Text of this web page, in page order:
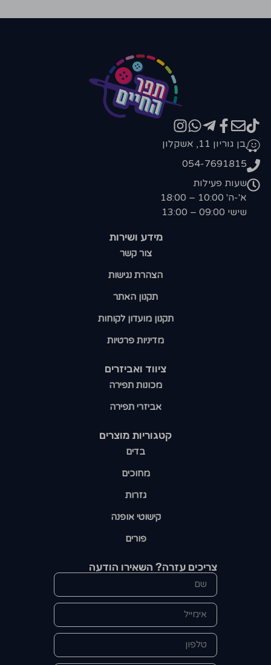
קטגוריות מוצרים​
בדים
מחוכים
גזרות
קישוטי אופנה
פורים
ציווד ואביזרים
מכונות תפירה
אביזרי תפירה
מידע ושירות
צור קשר
הצהרת נגישות
תקנון האתר
תקנון מועדון לקוחות
מדיניות פרטיות
בן גוריון 11, אשקלון
054-7691815
שעות פעילות
א'-ה' 10:00 – 18:00
שישי 09:00 – 13:00
צריכים עזרה? השאירו הודעה